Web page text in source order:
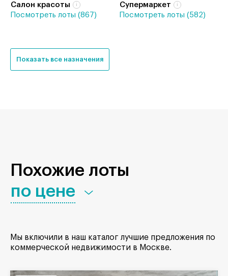
Салон красоты
Посмотреть лоты (867)
Супермаркет
Посмотреть лоты (582)
Показать все назначения
Похожие лоты
по цене
Мы включили в наш каталог лучшие предложения по
коммерческой недвижимости в Москве.